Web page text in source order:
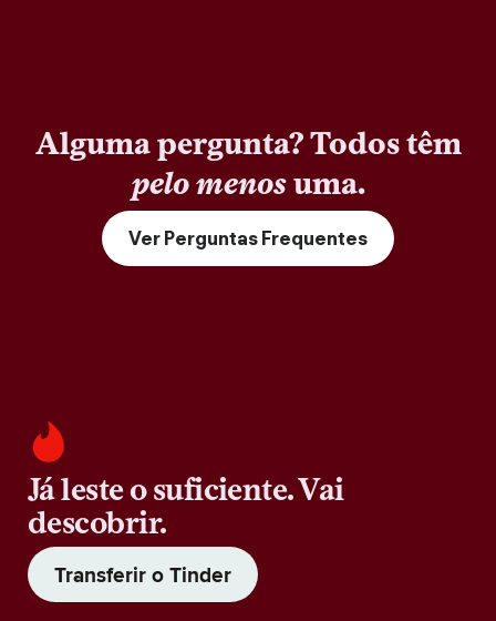
Alguma pergunta? Todos têm
pelo menosuma.
Ver Perguntas Frequentes
Já leste o suficiente. Vai
descobrir.
Transferir o Tinder